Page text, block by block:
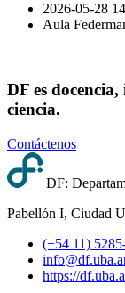
2026-05-28
Aula
DF es
ciencia.
Contáctenos
DF:
Pabellón I, Ciudad
(+54 11)
https://